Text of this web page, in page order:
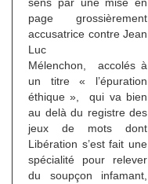
page grossièrement
accusatrice contre Jean
Luc
Mélenchon, accolés à
un titre « l’épuration
éthique », qui va bien
au delà du registre des
jeux de mots dont
Libération s’est fait une
spécialité pour relever
du soupçon infamant,